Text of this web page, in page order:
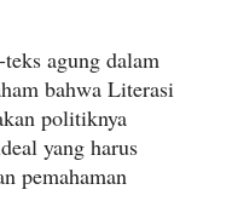
agung dalam
bahwa Literasi
politiknya
yang harus
pemahaman